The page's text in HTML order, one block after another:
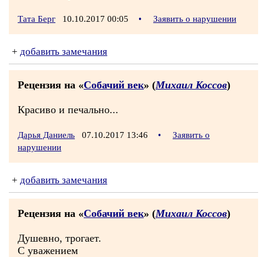
Тата Берг 10.10.2017 00:05 • Заявить о нарушении
+ добавить замечания
Рецензия на «Собачий век» (Михаил Коссов)
Красиво и печально...
Дарья Даниель 07.10.2017 13:46 •
Заявить о
нарушении
+ добавить замечания
Рецензия на «Собачий век» (Михаил Коссов)
Душевно, трогает.
С уважением